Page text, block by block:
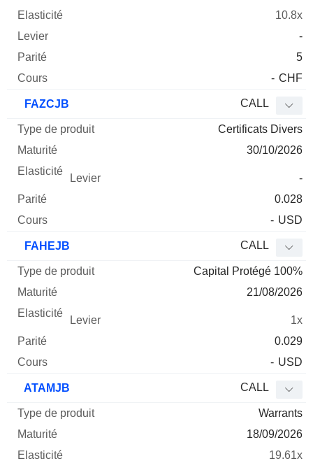
10.8x
-
5
- CHF
FAZCJB CALL
Certificats Divers
30/10/2026
-
0.028
- USD
FAHEJB CALL
Capital Protégé 100%
21/08/2026
1x
0.029
- USD
ATAMJB CALL
Warrants
18/09/2026
19.61x